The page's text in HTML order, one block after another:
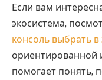
Если вам
экосистема,
консоль выбрать в
ориентированной
помогает понять,